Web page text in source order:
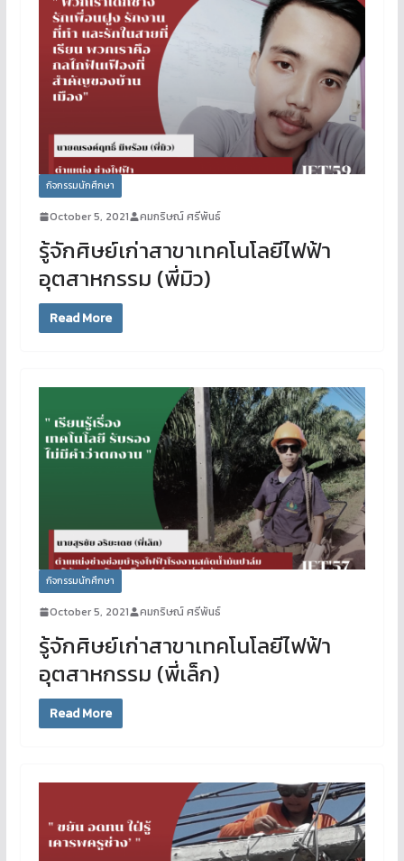
กิจกรรมนักศึกษา
October 5, 2021 คมกริษณ์ ศรีพันธ์
รู้จักศิษย์เก่าสาขาเทคโนโลยีไฟฟ้า
อุตสาหกรรม (พี่มิว)
Read More
กิจกรรมนักศึกษา
October 5, 2021 คมกริษณ์ ศรีพันธ์
รู้จักศิษย์เก่าสาขาเทคโนโลยีไฟฟ้า
อุตสาหกรรม (พี่เล็ก)
Read More